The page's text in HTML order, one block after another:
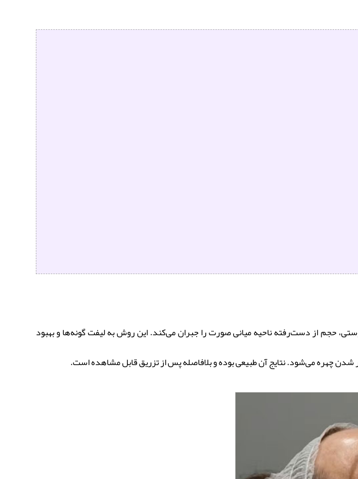
حجم از دست‌رفته ناحیه میانی صورت را جبران می‌کند. این روش به لیفت گونه‌ها و بهبود
چهره می‌شود. نتایج آن طبیعی بوده و بلافاصله پس از تزریق قابل مشاهده است.